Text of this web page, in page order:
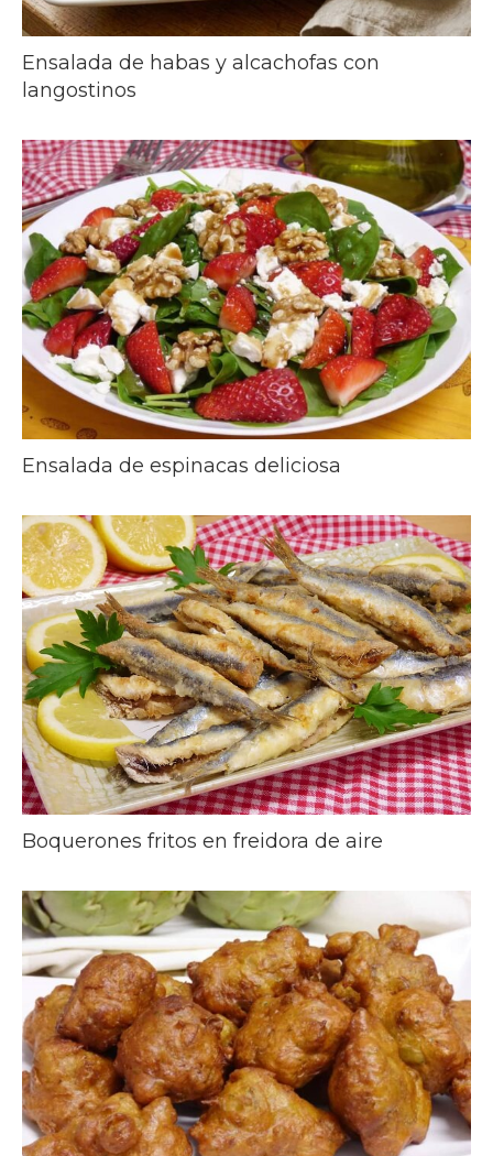
Ensalada de habas y alcachofas con
langostinos
Ensalada de espinacas deliciosa
Boquerones fritos en freidora de aire